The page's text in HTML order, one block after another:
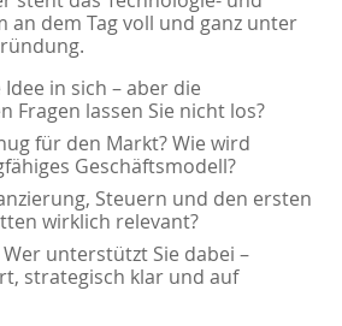
an dem Tag voll und ganz unter
in sich – aber die
Fragen lassen Sie nicht los?
für den Markt? Wie wird
Geschäftsmodell?
Steuern und den ersten
wirklich relevant?
unterstützt Sie dabei –
strategisch klar und auf